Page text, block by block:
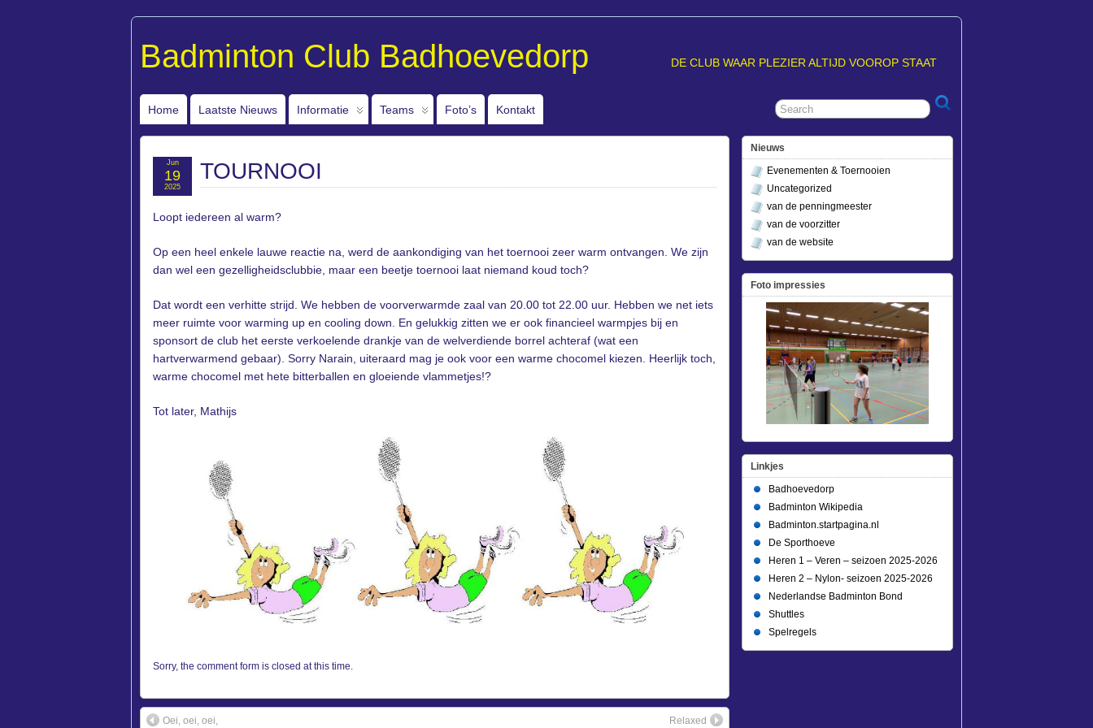
Badminton Club Badhoevedorp DE CLUB WAAR PLEZIER ALTIJD VOOROP STAAT
Home Laatste Nieuws Informatie Teams Foto’s Kontakt
TOURNOOI
Jun
19
2025
Loopt iedereen al warm?
Op een heel enkele lauwe reactie na, werd de aankondiging van het toernooi zeer warm ontvangen. We zijn
dan wel een gezelligheidsclubbie, maar een beetje toernooi laat niemand koud toch?
Dat wordt een verhitte strijd. We hebben de voorverwarmde zaal van 20.00 tot 22.00 uur. Hebben we net iets
meer ruimte voor warming up en cooling down. En gelukkig zitten we er ook financieel warmpjes bij en
sponsort de club het eerste verkoelende drankje van de welverdiende borrel achteraf (wat een
hartverwarmend gebaar). Sorry Narain, uiteraard mag je ook voor een warme chocomel kiezen. Heerlijk toch,
warme chocomel met hete bitterballen en gloeiende vlammetjes!?
Tot later, Mathijs
Sorry, the comment form is closed at this time.
Oei, oei, oei, Relaxed
Nieuws
Evenementen & Toernooien
Uncategorized
van de penningmeester
van de voorzitter
van de website
Foto impressies
Linkjes
Badhoevedorp
Badminton Wikipedia
Badminton.startpagina.nl
De Sporthoeve
Heren 1 – Veren – seizoen 2025-2026
Heren 2 – Nylon- seizoen 2025-2026
Nederlandse Badminton Bond
Shuttles
Spelregels